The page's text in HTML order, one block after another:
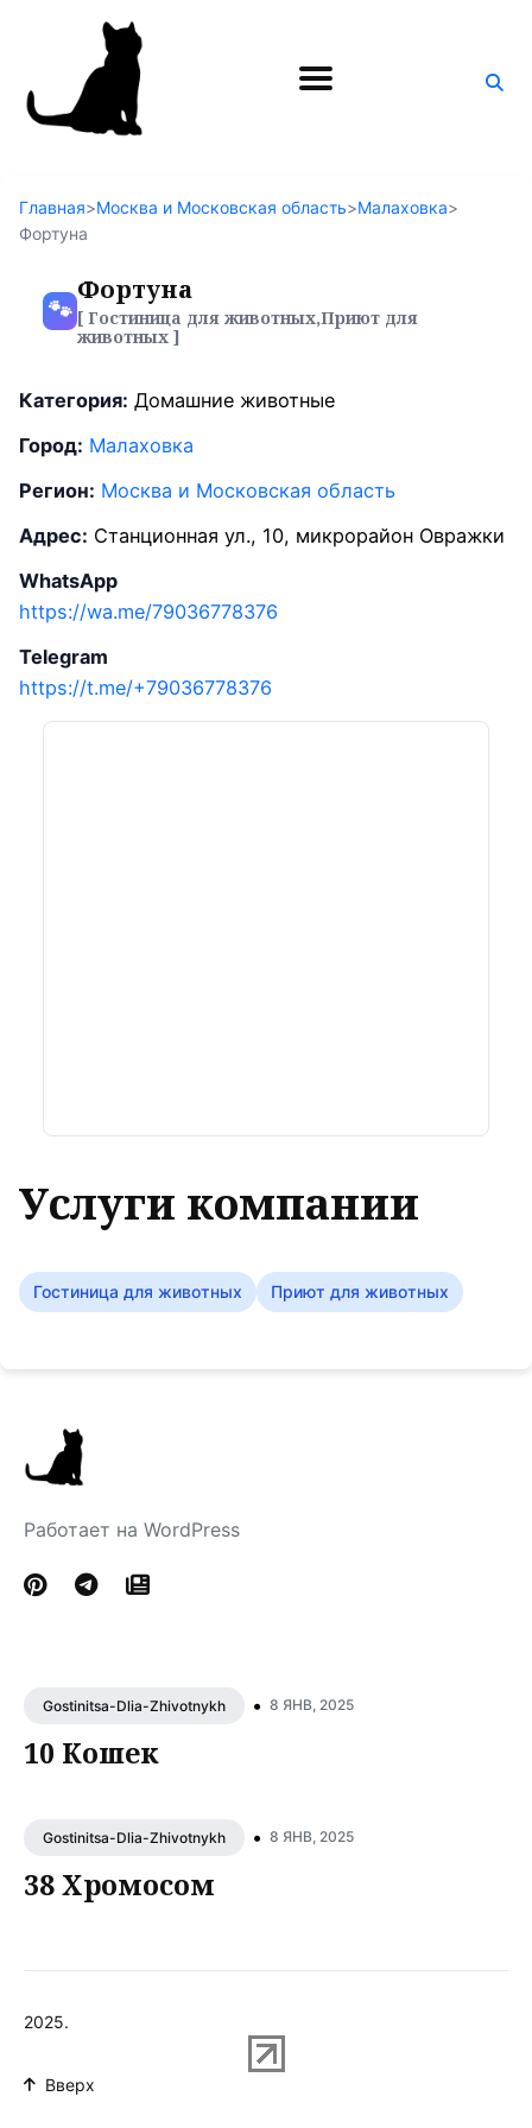
Поиск
Главная>Москва и Московская область>Малаховка>
Фортуна
🐾
Фортуна
[ Гостиница для животных,Приют для
животных ]
Категория: Домашние животные
Город: Малаховка
Регион: Москва и Московская область
Адрес: Станционная ул., 10, микрорайон Овражки
WhatsApp
https://wa.me/79036778376
Telegram
https://t.me/+79036778376
Услуги компании
Гостиница для животных Приют для животных
Работает на WordPress
Gostinitsa-Dlia-Zhivotnykh • 8 ЯНВ, 2025
10 Кошек
Gostinitsa-Dlia-Zhivotnykh • 8 ЯНВ, 2025
38 Хромосом
2025.
Вверх